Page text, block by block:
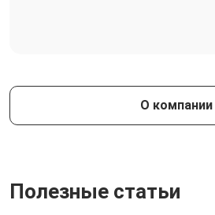
О компании
Полезные статьи